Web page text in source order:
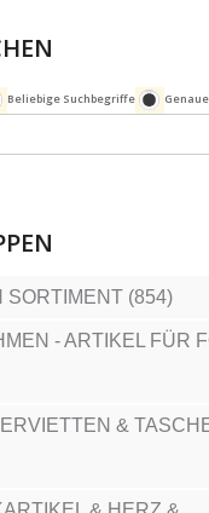
Beliebige Suchbegriffe
SORTIMENT (854)
- ARTIKEL FÜR
&